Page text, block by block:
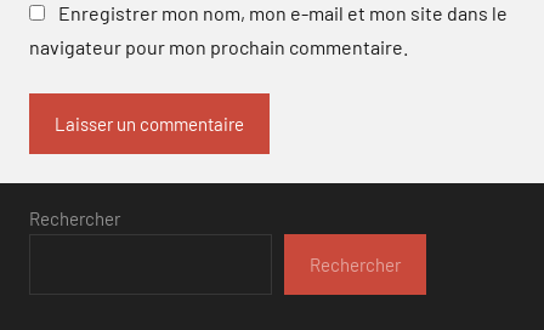
Enregistrer mon nom, mon e-mail et mon site dans le
navigateur pour mon prochain commentaire.
Rechercher
Rechercher